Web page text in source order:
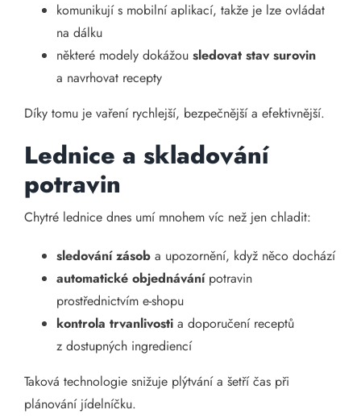
komunikují s mobilní aplikací, takže je lze ovládat
na dálku
některé modely dokážou sledovat stav surovin
a navrhovat recepty
Díky tomu je vaření rychlejší, bezpečnější a efektivnější.
Lednice a skladování
potravin
Chytré lednice dnes umí mnohem víc než jen chladit:
sledování zásob a upozornění, když něco dochází
automatické objednávánípotravin
prostřednictvím e-shopu
kontrola trvanlivosti a doporučení receptů
z dostupných ingrediencí
Taková technologie snižuje plýtvání a šetří čas při
plánování jídelníčku.